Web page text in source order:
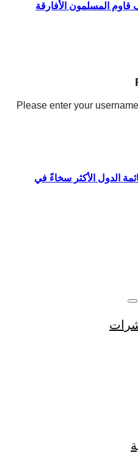
قاوم المسلمون الأفارقة
قائمة الدول الأكثر سخاءً في
Please enter your